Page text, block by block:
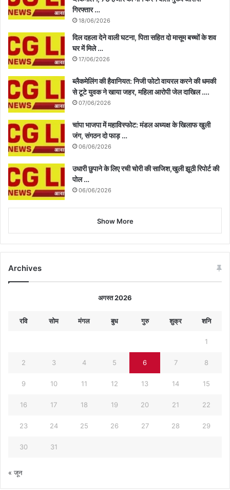
गिरफ्तार …
18/06/2026
दिल दहला देने वाली घटना, पिता सहित दो मासूम बच्चों के शव
घर में मिले …
17/06/2026
ब्लैकमेलिंग की हैवानियत: निजी फोटो वायरल करने की धमकी
से टूटे युवक ने खाया जहर, महिला आरोपी जेल दाखिल ….
07/06/2026
चांपा भाजपा में महाविस्फोट: मंडल अध्यक्ष के खिलाफ खुली
जंग, संगठन दो फाड़ …
06/06/2026
उधारी छुपाने के लिए रची चोरी की साजिश,खुली झूठी रिपोर्ट की
पोल …
06/06/2026
Show More
Archives
अगस्त 2026
रवि सोम मंगल बुध गुरु शुक्र शनि
1
2 3 4 5 6 7 8
9 10 11 12 13 14 15
16 17 18 19 20 21 22
23 24 25 26 27 28 29
30 31
« जून